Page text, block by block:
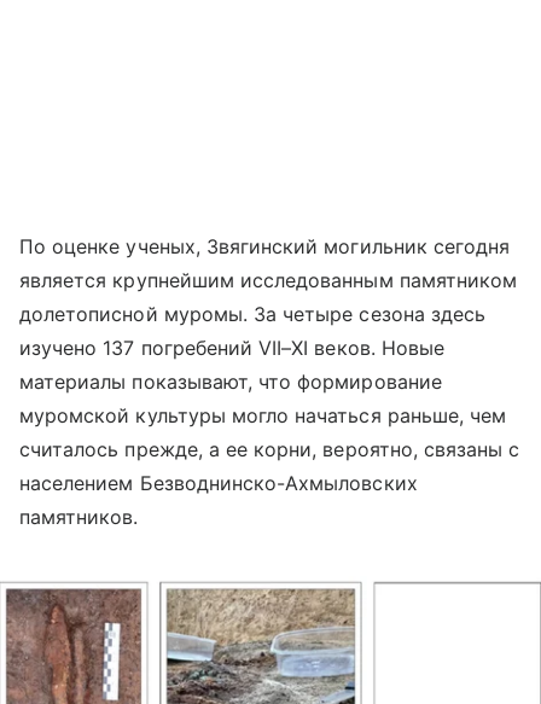
По оценке ученых, Звягинский могильник сегодня
является крупнейшим исследованным памятником
долетописной муромы. За четыре сезона здесь
изучено 137 погребений VII–XI веков. Новые
материалы показывают, что формирование
муромской культуры могло начаться раньше, чем
считалось прежде, а ее корни, вероятно, связаны с
населением Безводнинско-Ахмыловских
памятников.